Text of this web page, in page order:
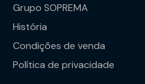
Grupo SOPREMA
História
Condições de venda
Política de privacidade